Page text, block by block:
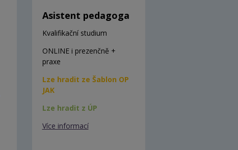
Asistent pedagoga
Kvalifikační studium
ONLINE i prezenčně +
praxe
Lze hradit ze Šablon OP
JAK
Lze hradit z ÚP
Více informací